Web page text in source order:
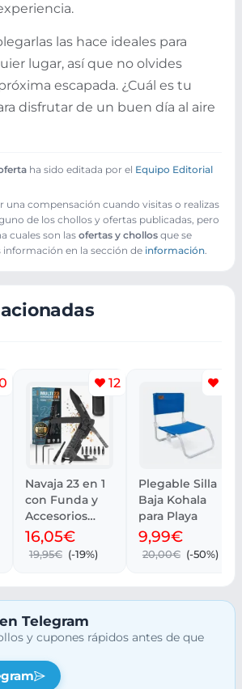
las hace ideales para
lugar, así que no olvides
escapada. ¿Cuál es tu
disfrutar de un buen día al aire
ha sido editada por el Equipo Editorial
una compensación cuando visitas o realizas
de los chollos y ofertas publicadas, pero
cuales son las ofertas y chollos que se
información en la sección de información.
12
Navaja 23 en 1
con Funda y
Accesorios
para Aventura
16,05€
19,95€ (-19%)
Plegable Silla
Baja Kohala
para Playa
9,99€
20,00€ (-50%)
Telegram
y cupones rápidos antes de que